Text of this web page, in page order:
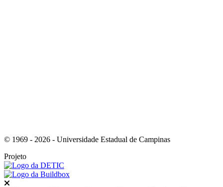
© 1969 - 2026 - Universidade Estadual de Campinas
Projeto